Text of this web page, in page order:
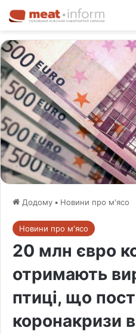
Додому • Новини про м'ясо
Новини про м'ясо
20 млн євро
отримають
птиці, що
коронакризи